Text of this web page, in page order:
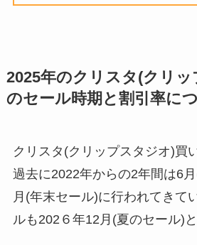
2025年のクリスタ(クリ
のセール時期と割引率に
クリスタ(クリップスタジオ)買
過去に2022年からの2年間は6
月(年末セール)に行われてきて
ルも202６年12月(夏のセール)